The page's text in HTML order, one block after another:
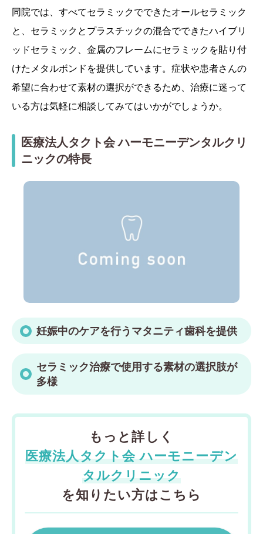
同院では、すべてセラミックでできたオールセラミック
と、セラミックとプラスチックの混合でできたハイブリ
ッドセラミック、金属のフレームにセラミックを貼り付
けたメタルボンドを提供しています。症状や患者さんの
希望に合わせて素材の選択ができるため、治療に迷って
いる方は気軽に相談してみてはいかがでしょうか。
医療法人タクト会 ハーモニーデンタルクリ
ニックの特長
妊娠中のケアを行うマタニティ歯科を提供
セラミック治療で使用する素材の選択肢が
多様
もっと詳しく
医療法人タクト会 ハーモニーデン
タルクリニック
を知りたい方はこちら